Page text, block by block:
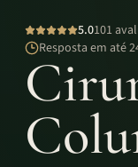
5.0101
Resposta em até